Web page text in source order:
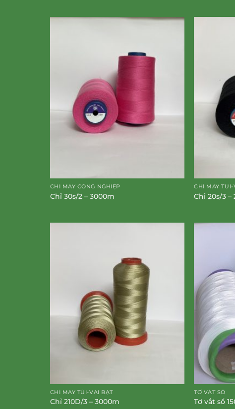
CHỈ MAY CÔNG NGHIỆP
Chỉ 30s/2 – 3000m
CHỈ MAY TÚI-
Chỉ 20s/3 –
CHỈ MAY TÚI-VẢI BẠT
Chỉ 210D/3 – 3000m
TƠ VẮT SỔ
Tơ vắt sổ